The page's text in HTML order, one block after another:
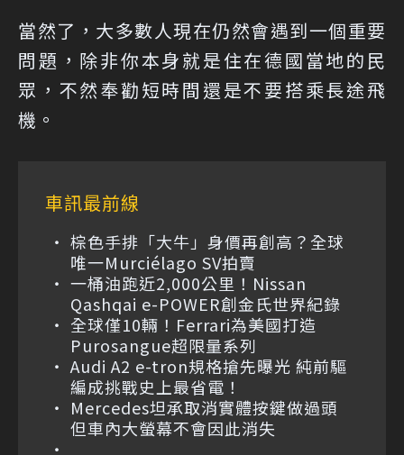
當然了，大多數人現在仍然會遇到一個重要
問題，除非你本身就是住在德國當地的民
眾，不然奉勸短時間還是不要搭乘長途飛
機。
車訊最前線
棕色手排「大牛」身價再創高？全球
唯一Murciélago SV拍賣
一桶油跑近2,000公里！Nissan
Qashqai e-POWER創金氏世界紀錄
全球僅10輛！Ferrari為美國打造
Purosangue超限量系列
Audi A2 e-tron規格搶先曝光 純前驅
編成挑戰史上最省電！
Mercedes坦承取消實體按鍵做過頭
但車內大螢幕不會因此消失